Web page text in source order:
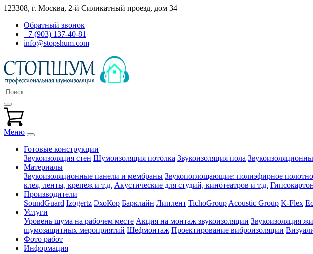
123308, г. Москва, 2-й Силикатный проезд, дом 34
Обратный звонок
+7 (903) 137-40-81
info@stopshum.com
Меню
Готовые конструкции
Звукоизоляция стен Шумоизоляция потолка Звукоизоляция пола
Материалы
Звукоизоляционные панели и мембраны Звукопоглощающие: полиэфирное
клея, ленты, крепеж и т.д. Акустические для студий, кинотеатров и т.д.
Производители
SoundGuard Izogertz ЭхоКор Барклайн Липлент TichoGroup Acoustic Group K-Flex
Услуги
Уровень шума на рабочем месте Акция на монтаж звукоизоляции Звукоизоляция
шумозащитных мероприятий Шефмонтаж Проектирование виброизоляции
Фото работ
Информация